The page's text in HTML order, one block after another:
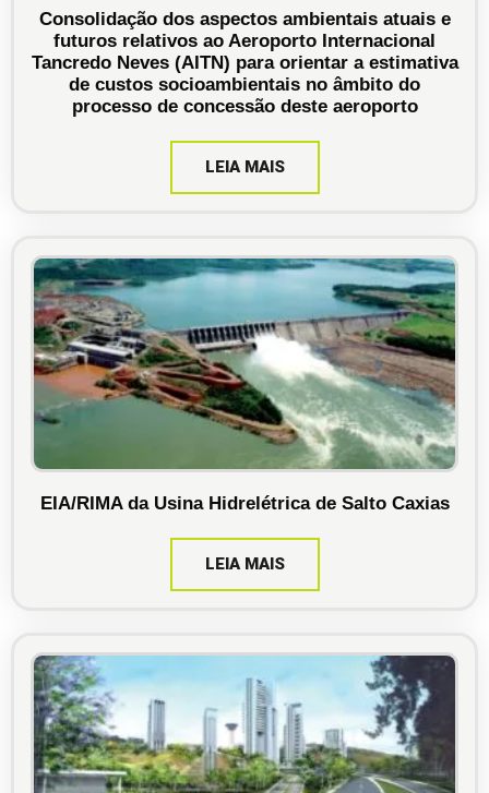
Consolidação dos aspectos ambientais atuais e
futuros relativos ao Aeroporto Internacional
Tancredo Neves (AITN) para orientar a estimativa
de custos socioambientais no âmbito do
processo de concessão deste aeroporto
LEIA MAIS
EIA/RIMA da Usina Hidrelétrica de Salto Caxias
LEIA MAIS